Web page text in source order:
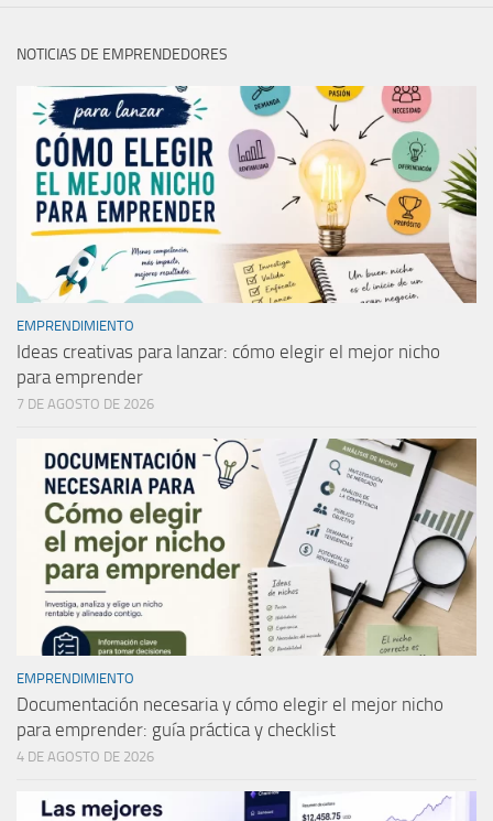
NOTICIAS DE EMPRENDEDORES
EMPRENDIMIENTO
Ideas creativas para lanzar: cómo elegir el mejor nicho
para emprender
7 DE AGOSTO DE 2026
EMPRENDIMIENTO
Documentación necesaria y cómo elegir el mejor nicho
para emprender: guía práctica y checklist
4 DE AGOSTO DE 2026